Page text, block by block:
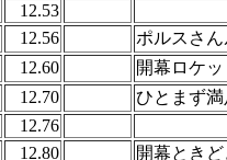
12.53
12.56
ポルスさ
12.60
開幕ロケ
12.70
ひとまず満
12.76
12.80
開幕とき